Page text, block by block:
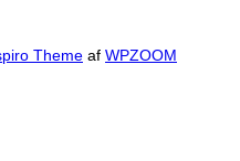
Theme af WPZOOM